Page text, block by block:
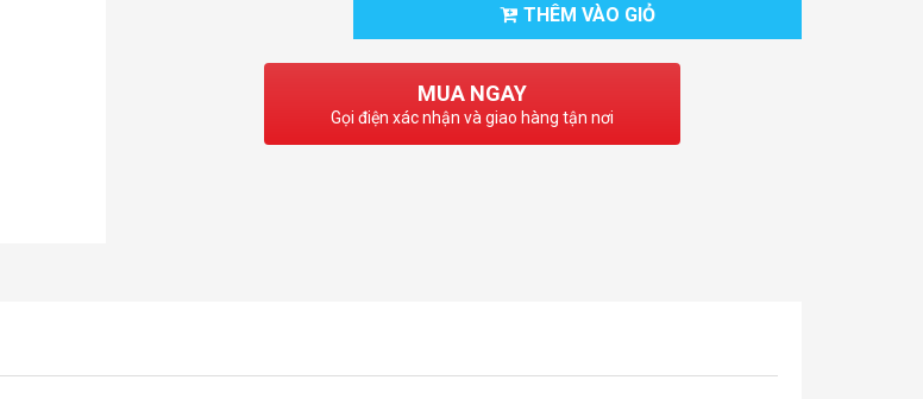
THÊM VÀO GIỎ
MUA NGAY
Gọi điện xác nhận và giao hàng tận nơi